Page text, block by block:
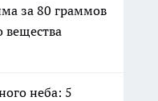
за 80 граммов
вещества
неба: 5